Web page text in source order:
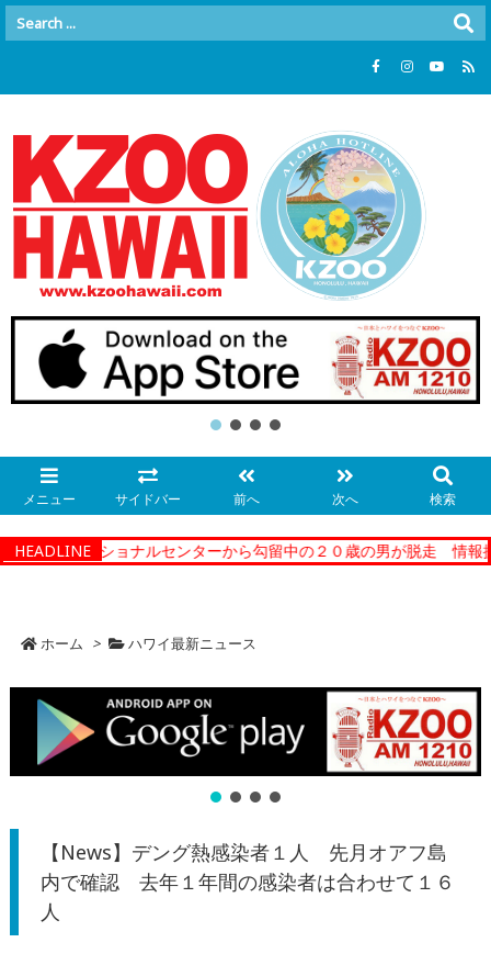
メニュー サイドバー 前へ 次へ 検索
HEADLINE
ーコレクショナルセンターから勾留中の２０歳の男が脱走 情報提
ホーム > ハワイ最新ニュース
【News】デング熱感染者１人 先月オアフ島
内で確認 去年１年間の感染者は合わせて１６
人